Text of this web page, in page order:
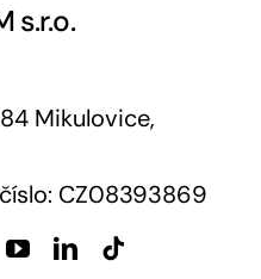
s.r.o.
Mikulovice,
CZ08393869